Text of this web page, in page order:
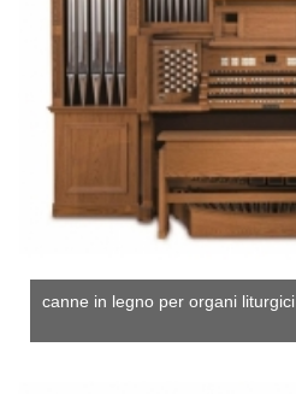
canne in legno per organi liturgici